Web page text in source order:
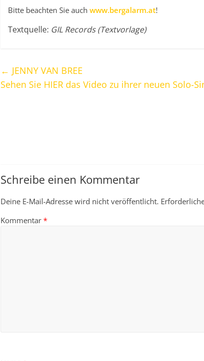
Bitte beachten Sie auch www.bergalarm.at!
Textquelle: GIL Records (Textvorlage)
← JENNY VAN BREE
Sehen Sie HIER das Video zu ihrer neuen Solo-
Schreibe einen Kommentar
Deine E-Mail-Adresse wird nicht veröffentlicht.
Kommentar *